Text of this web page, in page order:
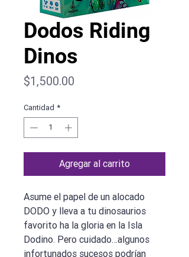
Dodos Riding
Dinos
$1,500.00
Cantidad *
Agregar al carrito
Asume el papel de un alocado
DODO y lleva a tu dinosaurios
favorito ha la gloria en la Isla
Dodino. Pero cuidado…algunos
infortunados sucesos podrían